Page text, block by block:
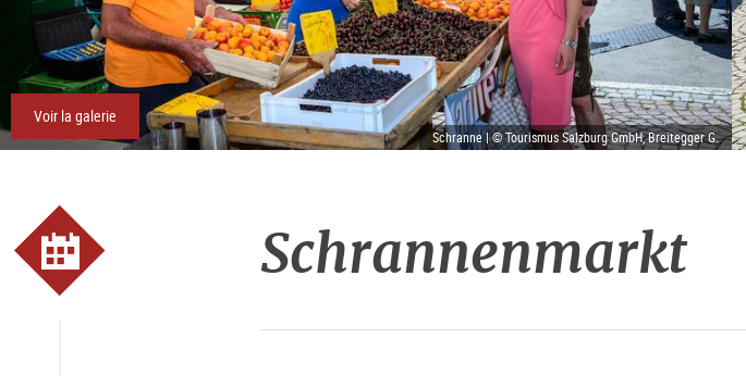
Schranne | © Tourismus Salzburg GmbH, Breitegger G.
Voir la galerie
Schrannenmarkt